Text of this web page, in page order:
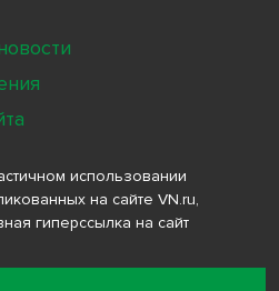
использовании
на сайте VN.ru,
гиперссылка на сайт